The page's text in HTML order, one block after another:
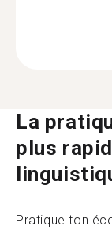
La
plus
Pratique ton